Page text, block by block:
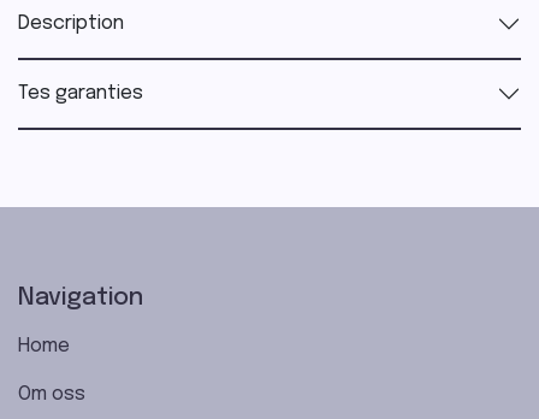
Description
Tes garanties
Navigation
Home
Om oss